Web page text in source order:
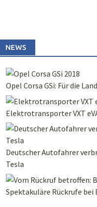
NEWS
Opel Corsa GSi: Für die
Elektrotransporter VXT
Deutscher Autofahrer
Tesla
Spektakuläre Rückrufe bei